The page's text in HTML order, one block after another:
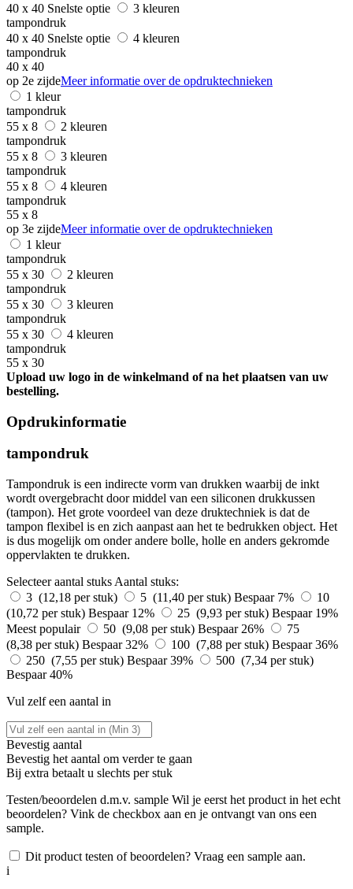
40 x 40 Snelste optie
3 kleuren
tampondruk
40 x 40 Snelste optie
4 kleuren
tampondruk
40 x 40
op 2e zijdeMeer informatie over de opdruktechnieken
1 kleur
tampondruk
55 x 8
2 kleuren
tampondruk
55 x 8
3 kleuren
tampondruk
55 x 8
4 kleuren
tampondruk
55 x 8
op 3e zijdeMeer informatie over de opdruktechnieken
1 kleur
tampondruk
55 x 30
2 kleuren
tampondruk
55 x 30
3 kleuren
tampondruk
55 x 30
4 kleuren
tampondruk
55 x 30
Upload uw logo in de winkelmand of na het plaatsen van uw
bestelling.
Opdrukinformatie
tampondruk
Tampondruk is een indirecte vorm van drukken waarbij de inkt
wordt overgebracht door middel van een siliconen drukkussen
(tampon). Het grote voordeel van deze druktechniek is dat de
tampon flexibel is en zich aanpast aan het te bedrukken object. Het
is dus mogelijk om onder andere bolle, holle en anders gekromde
oppervlakten te drukken.
Selecteer aantal stuks Aantal stuks:
3 (12,18 per stuk)
5 (11,40 per stuk) Bespaar 7%
10
(10,72 per stuk) Bespaar 12% 25 (9,93 per stuk) Bespaar 19%
Meest populair
50 (9,08 per stuk) Bespaar 26%
75
(8,38 per stuk) Bespaar 32% 100 (7,88 per stuk) Bespaar 36%
250 (7,55 per stuk) Bespaar 39%
500 (7,34 per stuk)
Bespaar 40%
Vul zelf een aantal in
Bevestig aantal
Bevestig het aantal om verder te gaan
Bij extra betaalt u slechts per stuk
Testen/beoordelen d.m.v. sample Wil je eerst het product in het echt
beoordelen? Vink de checkbox aan en je ontvangt van ons een
sample.
Dit product testen of beoordelen? Vraag een sample aan.
i